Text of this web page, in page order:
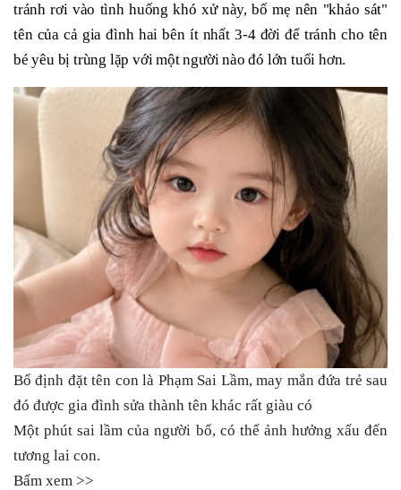
tránh rơi vào tình huống khó xử này, bố mẹ nên "khảo sát"
tên của cả gia đình hai bên ít nhất 3-4 đời để tránh cho tên
bé yêu bị trùng lặp với một người nào đó lớn tuổi hơn.
Bố định đặt tên con là Phạm Sai Lầm, may mắn đứa trẻ sau
đó được gia đình sửa thành tên khác rất giàu có
Một phút sai lầm của người bố, có thể ảnh hưởng xấu đến
tương lai con.
Bấm xem >>